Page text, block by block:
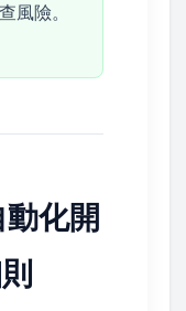
風險。
化開